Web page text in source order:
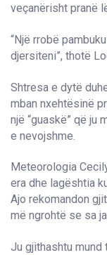
veçanërisht pranë
“Një rrobë
djersiteni”, thotë
Shtresa e dytë
mban nxehtësinë
një “guaskë” që ju
e nevojshme.
Meteorologia
era dhe lagështia
Ajo rekomandon
më ngrohtë se sa
Ju gjithashtu